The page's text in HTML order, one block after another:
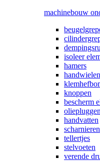
machinebouw
isoleer
hamers
handwielen
knoppen
bescherm
handvatten
scharnieren
tellertjes
stelvoeten
verende